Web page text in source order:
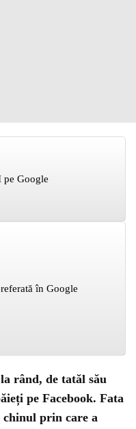
pe Google
în Google
rând, de tatăl său
pe Facebook. Fata
chinul prin care a